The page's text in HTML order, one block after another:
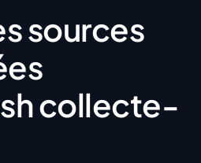
sources
collecte-